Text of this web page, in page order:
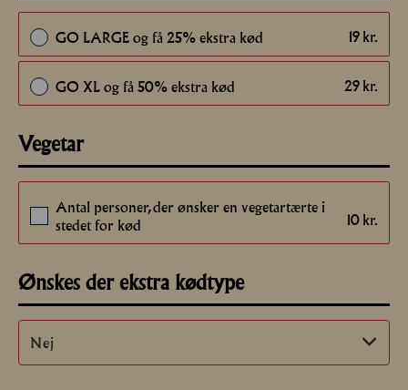
GO LARGE og få 25% ekstra kød 19 kr.
GO XL og få 50% ekstra kød 29 kr.
Vegetar
Antal personer, der ønsker en vegetartærte i
stedet for kød
10 kr.
Ønskes der ekstra kødtype